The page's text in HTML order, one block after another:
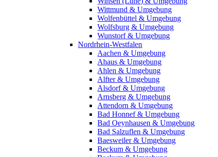
Wittmund & Umgebung
Wolfenbüttel & Umgebung
Wolfsburg & Umgebung
Wunstorf & Umgebung
Nordrhein-Westfalen
Aachen & Umgebung
Ahaus & Umgebung
Ahlen & Umgebung
Alfter & Umgebung
Alsdorf & Umgebung
Arnsberg & Umgebung
Attendorn & Umgebung
Bad Honnef & Umgebung
Bad Oeynhausen & Umgebung
Bad Salzuflen & Umgebung
Baesweiler & Umgebung
Beckum & Umgebung